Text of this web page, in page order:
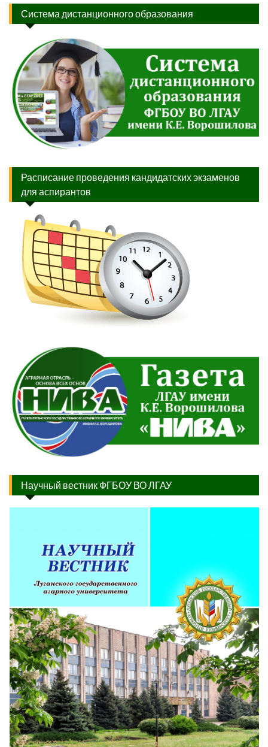
Система дистанционного образования
Расписание проведения кандидатских экзаменов
для аспирантов
Научный вестник ФГБОУ ВО ЛГАУ